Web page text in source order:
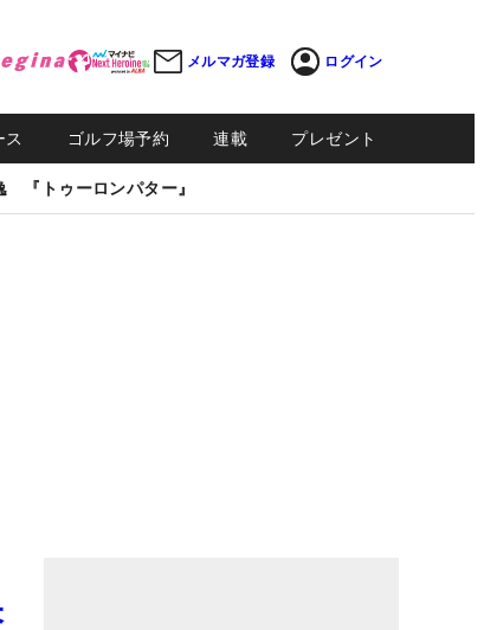
メルマガ登録 ログイン
ス ゴルフ場予約 連載 プレゼント
『トゥーロンパター』